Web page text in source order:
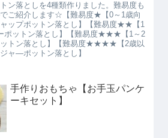
ン落としを4種類作りました。難易度も
ご紹介します☆【難易度★【0～1歳向
ップポットン落とし】【難易度★★【1
ポットン落とし】【難易度★★★【1～2
トン落とし】【難易度★★★★【2歳以
ャ―ポットン落とし】
手作りおもちゃ【お手玉パンケ
ーキセット】